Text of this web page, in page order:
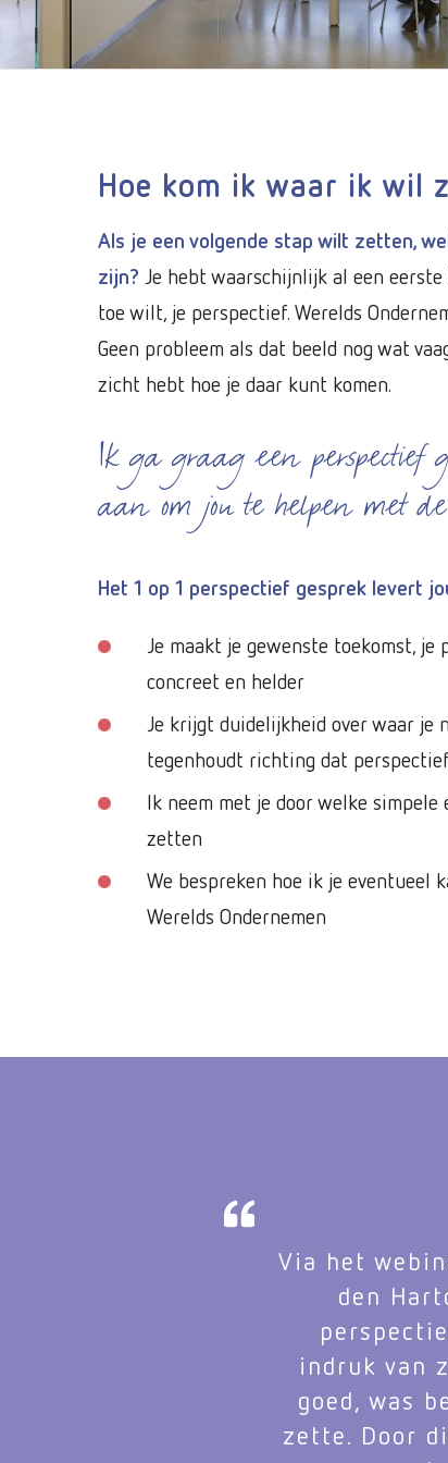
Hoe kom ik waar ik wil
Als je een volgende stap wilt zetten,
zijn? Je hebt waarschijnlijk al een
toe wilt, je perspectief. Werelds
Geen probleem als dat beeld nog wat
zicht hebt hoe je daar kunt komen.
Ik ga graag een perspectief
aan om jou te helpen met de
Het 1 op 1 perspectief gesprek levert
Je maakt je gewenste toekomst, je
concreet en helder
Je krijgt duidelijkheid over waar je
tegenhoudt richting dat
Ik neem met je door welke
zetten
We bespreken hoe ik je eventueel
Werelds Ondernemen
Via het
den
indruk van
goed, was
zette. Door